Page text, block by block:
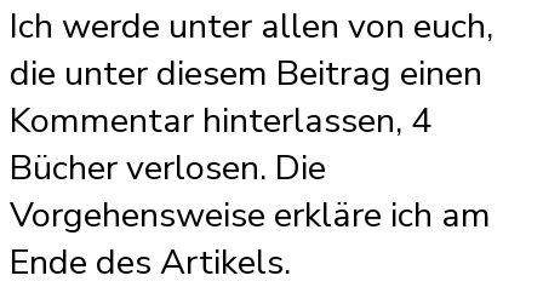
Ich werde unter allen von euch,
die unter diesem Beitrag einen
Kommentar hinterlassen, 4
Bücher verlosen. Die
Vorgehensweise erkläre ich am
Ende des Artikels.